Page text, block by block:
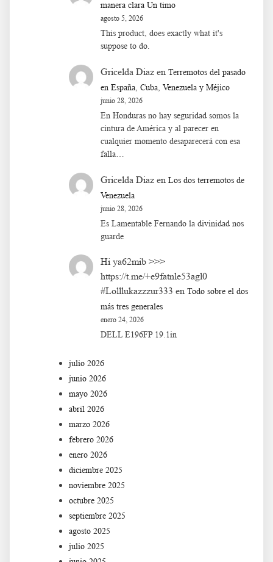
manera clara Un timo
agosto 5, 2026
This product, does exactly what it's
suppose to do.
Gricelda Diaz en Terremotos del pasado
en España, Cuba, Venezuela y Méjico
junio 28, 2026
En Honduras no hay seguridad somos la
cintura de América y al parecer en
cualquier momento desaparecerá con esa
falla…
Gricelda Diaz en Los dos terremotos de
Venezuela
junio 28, 2026
Es Lamentable Fernando la divinidad nos
guarde
Hi ya62mib >>>
https://t.me/+e9fatnle53agl0
#Lolllukazzzur333 en Todo sobre el dos
más tres generales
enero 24, 2026
DELL E196FP 19.1in
julio 2026
junio 2026
mayo 2026
abril 2026
marzo 2026
febrero 2026
enero 2026
diciembre 2025
noviembre 2025
octubre 2025
septiembre 2025
agosto 2025
julio 2025